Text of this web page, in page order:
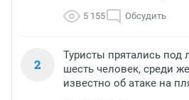
5 155 Обсудить
2
Туристы прятались под
шесть человек, среди
известно об атаке на